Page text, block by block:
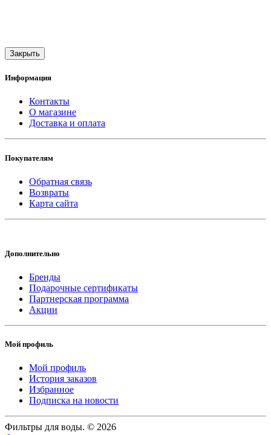
Закрыть
Информация
Контакты
О магазине
Доставка и оплата
Покупателям
Обратная связь
Возвраты
Карта сайта
Дополнительно
Бренды
Подарочные сертификаты
Партнерская программа
Акции
Мой профиль
Мой профиль
История заказов
Избранное
Подписка на новости
Фильтры для воды. © 2026